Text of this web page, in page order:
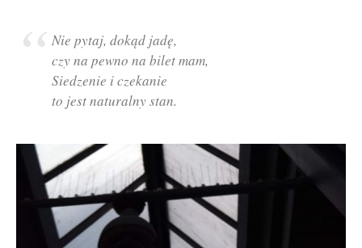
Nie pytaj, dokąd jadę,
czy na pewno na bilet mam,
Siedzenie i czekanie
to jest naturalny stan.